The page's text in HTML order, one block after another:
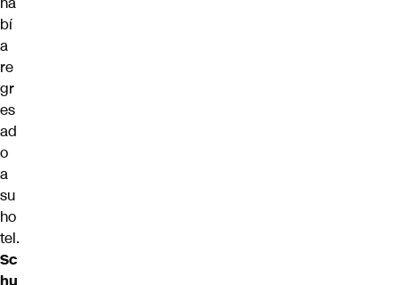
bí
a
re
gr
es
ad
o
a
su
ho
tel.
Sc
hu